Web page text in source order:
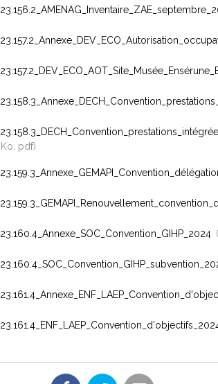
Ko, pdf
23.160.4_Annexe_SOC_Convention_GIHP_2024